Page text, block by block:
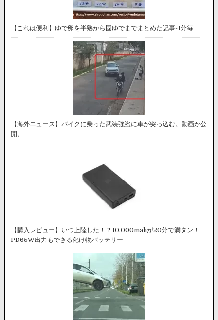
【これは便利】ゆで卵を半熟から固ゆでまでまとめた記事-1分毎
【海外ニュース】バイクに乗った武装強盗に車が突っ込む。動画が公
開。
【購入レビュー】いつ上陸した！？10,000mahが20分で満タン！
PD65W出力もできる化け物バッテリー